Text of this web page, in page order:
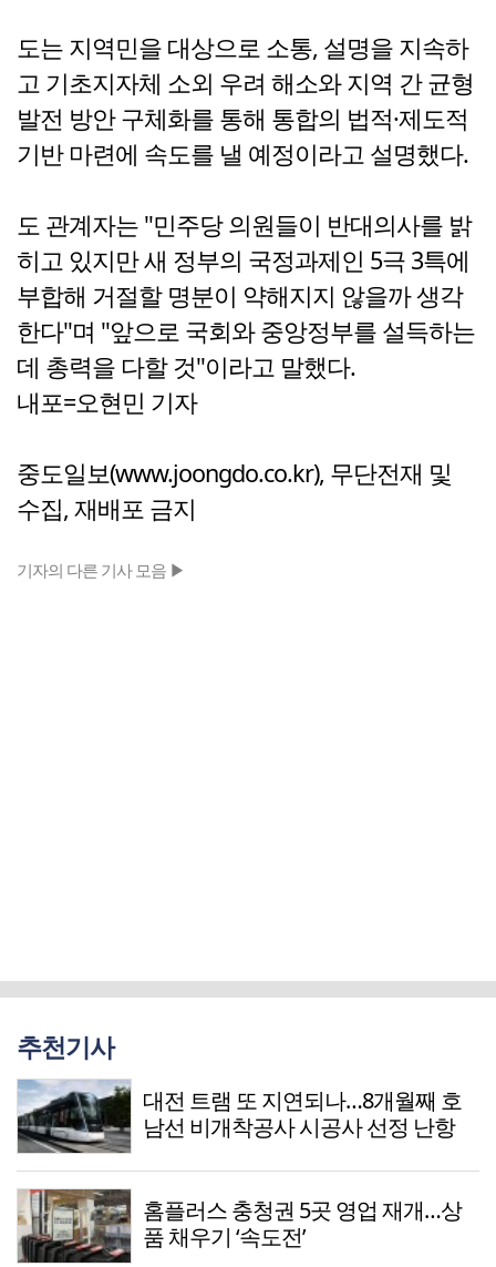
도는 지역민을 대상으로 소통, 설명을 지속하
고 기초지자체 소외 우려 해소와 지역 간 균형
발전 방안 구체화를 통해 통합의 법적·제도적
기반 마련에 속도를 낼 예정이라고 설명했다.
도 관계자는 "민주당 의원들이 반대의사를 밝
히고 있지만 새 정부의 국정과제인 5극 3특에
부합해 거절할 명분이 약해지지 않을까 생각
한다"며 "앞으로 국회와 중앙정부를 설득하는
데 총력을 다할 것"이라고 말했다.
내포=오현민 기자
중도일보(www.joongdo.co.kr), 무단전재 및
수집, 재배포 금지
기자의 다른 기사 모음 ▶
추천기사
대전 트램 또 지연되나…8개월째 호
남선 비개착공사 시공사 선정 난항
홈플러스 충청권 5곳 영업 재개…상
품 채우기 ‘속도전’